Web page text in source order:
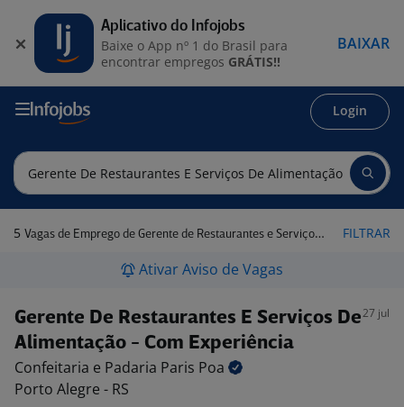
Login
5 Vagas de Emprego de Gerente de Restaurantes e Serviços de Alimentação em Porto Alegre - RS FILTRAR
Ativar Aviso de Vagas
Gerente De Restaurantes E Serviços De
Alimentação - Com Experiência
27 jul
Confeitaria e Padaria Paris Poa
Porto Alegre - RS
Aplicativo do Infojobs
Baixe o App nº 1 do Brasil para
encontrar empregos GRÁTIS!!
BAIXAR